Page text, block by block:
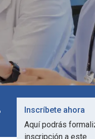
Inscríbete ahora
Aquí podrás
inscripción a este